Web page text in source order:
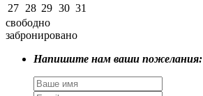
27 28 29 30 31
свободно
забронировано
Напишите нам ваши пожелания: